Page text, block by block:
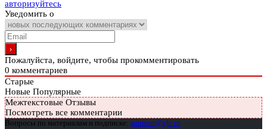
авторизуйтесь
Уведомить о
Пожалуйста, войдите, чтобы прокомментировать
0 комментариев
Старые
Новые Популярные
Межтекстовые Отзывы
Посмотреть все комментарии
Вопросы по материалам и подписке: support@glc.ru